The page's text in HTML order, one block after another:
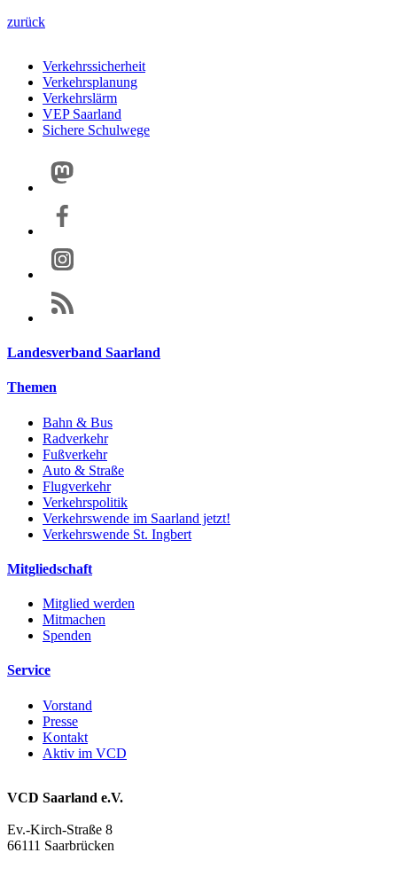
zurück
Verkehrssicherheit
Verkehrsplanung
Verkehrslärm
VEP Saarland
Sichere Schulwege
Landesverband Saarland
Themen
Bahn & Bus
Radverkehr
Fußverkehr
Auto & Straße
Flugverkehr
Verkehrspolitik
Verkehrswende im Saarland jetzt!
Verkehrswende St. Ingbert
Mitgliedschaft
Mitglied werden
Mitmachen
Spenden
Service
Vorstand
Presse
Kontakt
Aktiv im VCD
VCD Saarland e.V.
Ev.-Kirch-Straße 8
66111 Saarbrücken